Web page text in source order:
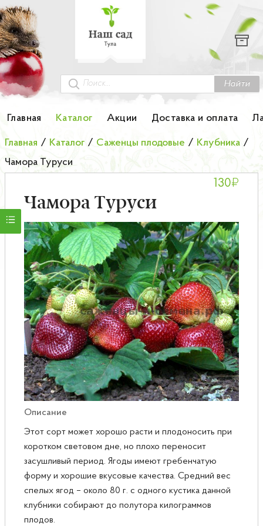
Найти
Главная Каталог Акции Доставка и оплата
Каталог
Гортензии
Грунты
Колоновидные деревья
Лук-севок
Малина
Мини-деревья
НОВИНКА Английские и Японские розы
Саженцы плодовые
Сирень
Главная / Каталог / Саженцы плодовые / Клубника /
Чамора Туруси
Чамора Туруси
130₽
Описание
Этот сорт может хорошо расти и плодоносить при
коротком световом дне, но плохо переносит
засушливый период. Ягоды имеют гребенчатую
форму и хорошие вкусовые качества. Средний вес
спелых ягод – около 80 г. с одного кустика данной
клубники собирают до полутора килограммов
плодов.